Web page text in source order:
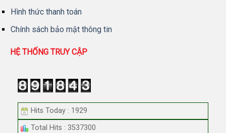
Hình thức thanh toán
Chính sách bảo mật thông tin
HỆ THỐNG TRUY CẬP
Hits Today : 1929
Total Hits : 3537300